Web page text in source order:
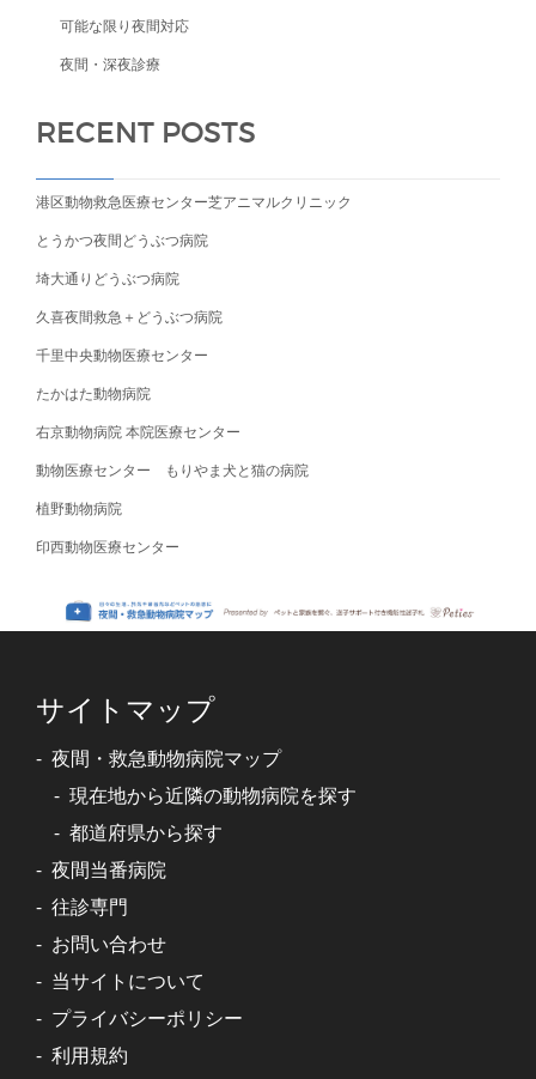
可能な限り夜間対応
夜間・深夜診療
RECENT POSTS
港区動物救急医療センター芝アニマルクリニック
とうかつ夜間どうぶつ病院
埼大通りどうぶつ病院
久喜夜間救急＋どうぶつ病院
千里中央動物医療センター
たかはた動物病院
右京動物病院 本院医療センター
動物医療センター もりやま犬と猫の病院
植野動物病院
印西動物医療センター
サイトマップ
夜間・救急動物病院マップ
現在地から近隣の動物病院を探す
都道府県から探す
夜間当番病院
往診専門
お問い合わせ
当サイトについて
プライバシーポリシー
利用規約